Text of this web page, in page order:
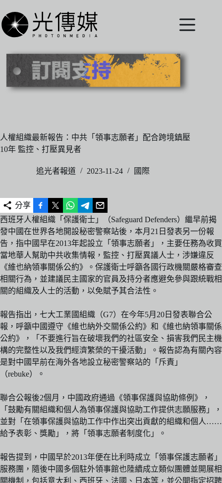
至
主
內
人權組織最新報告：中共「領事志願者」配合跨境鎮壓
10年 監控、打壓異見者
追光者報道 2023-11-24 國際
分享
西班牙人權組織「保護衛士」（Safeguard Defenders）繼早前揭
發中國在世界各地開設秘密警察站後，本月21日發表另一份報
告，指中國早在2013年起設立「領事志願者」，主要任務為收買
當地華人幫助中共收集情報，監控、打壓異議人士，涉嫌違反
《維也納領事關係公約》。保護衛士呼籲各國行政機關嚴格審查
相關行為，並建議民主國家的官員及持分者應避免參與跟統戰相
關的組織及人士的活動，以免賦予其合法性。
報告指出，七大工業國組織（G7）在今年5月20日發表聯合公
報，呼籲中國遵守《維也納外交關係公約》和《維也納領事關係
公約》，「不要進行旨在破壞我們的社區安全、損害我們民主機
構的完整性以及我們經濟繁榮的干擾活動」。報告認為有關內容
是對中國早前在海外各地設立秘密警察站的「斥責」
（rebuke）。
聯合公報後2個月，中國政府通過《領事保護與協助條例》，
「鼓勵有關組織和個人為領事保護與協助工作提供志願服務」，
並對「在領事保護與協助工作中作出突出貢獻的組織和個人……
給予表彰、獎勵」，將「領事志願者制度化」。
報告提到，中國早於2013年便在比利時成立「領事保護志願者」
服務團，隨後中國多個駐外領事館也陸續成立類似團體並開展相
關機制，包括意大利、西班牙、法國、日本等，並公開指定招聘